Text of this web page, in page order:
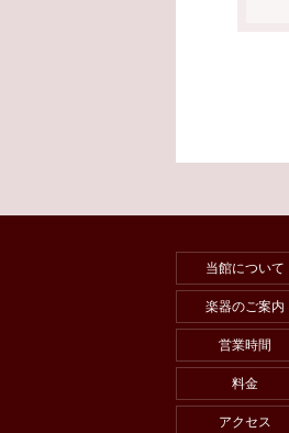
当館について
楽器のご案内
営業時間
料金
アクセス